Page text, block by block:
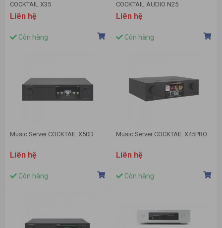
COCKTAIL X35
Liên hệ
Còn hàng
COCKTAIL AUDIO N25
Liên hệ
Còn hàng
Music Server COCKTAIL X50D
Liên hệ
Còn hàng
Music Server COCKTAIL X45PRO
Liên hệ
Còn hàng